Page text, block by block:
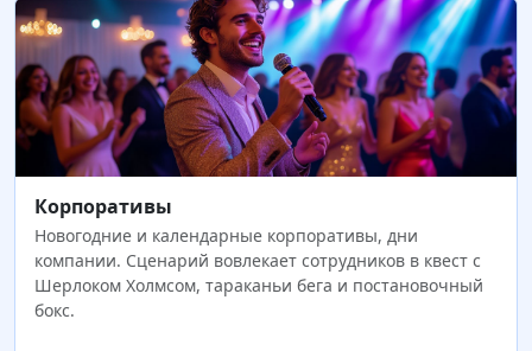
Корпоративы
Новогодние и календарные корпоративы, дни
компании. Сценарий вовлекает сотрудников в квест с
Шерлоком Холмсом, тараканьи бега и постановочный
бокс.